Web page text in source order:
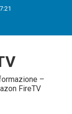
–
FireTV